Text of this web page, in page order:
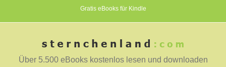
Gratis eBooks für Kindle
Über 5.500 eBooks kostenlos lesen und downloaden